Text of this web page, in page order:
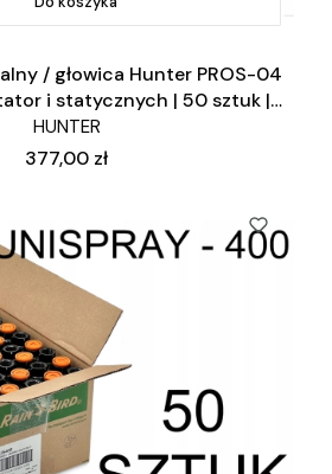
/ głowica Hunter PROS-04
i statycznych | 50 sztuk |
Karton
HUNTER
Cena
377,00 zł